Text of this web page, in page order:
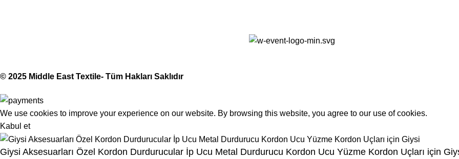
© 2025 Middle East Textile- Tüm Hakları Saklıdır
We use cookies to improve your experience on our website. By browsing this website, you agree to our use of cookies.
Kabul et
Giysi Aksesuarları Özel Kordon Durdurucular İp Ucu Metal Durdurucu Kordon Ucu Yüzme Kordon Uçları için